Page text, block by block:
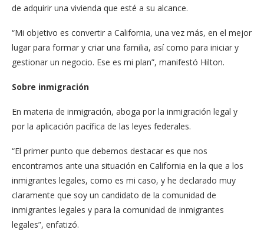
de adquirir una vivienda que esté a su alcance.
“Mi objetivo es convertir a California, una vez más, en el mejor
lugar para formar y criar una familia, así como para iniciar y
gestionar un negocio. Ese es mi plan”, manifestó Hilton.
Sobre inmigración
En materia de inmigración, aboga por la inmigración legal y
por la aplicación pacífica de las leyes federales.
“El primer punto que debemos destacar es que nos
encontramos ante una situación en California en la que a los
inmigrantes legales, como es mi caso, y he declarado muy
claramente que soy un candidato de la comunidad de
inmigrantes legales y para la comunidad de inmigrantes
legales”, enfatizó.